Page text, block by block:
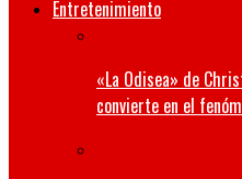
Entretenimiento
«La Odisea» de
convierte en el